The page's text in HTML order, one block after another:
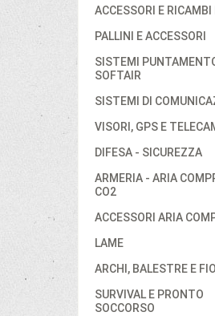
ACCESSORI E
PALLINI E ACCESSORI
SISTEMI
SOFTAIR
SISTEMI DI
VISORI, GPS E
DIFESA - SICUREZZA
ARMERIA - ARIA
CO2
ACCESSORI ARIA
LAME
ARCHI, BALESTRE E
SURVIVAL E PRONTO
SOCCORSO